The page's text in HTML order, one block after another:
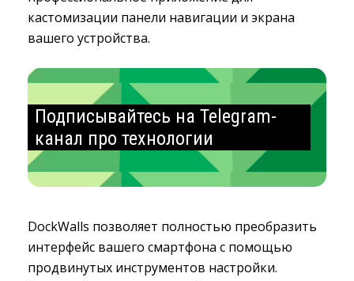
кастомизации панели навигации и экрана
вашего устройства.
Подписывайтесь на Telegram-
канал про технологии
DockWalls позволяет полностью преобразить
интерфейс вашего смартфона с помощью
продвинутых инструментов настройки.